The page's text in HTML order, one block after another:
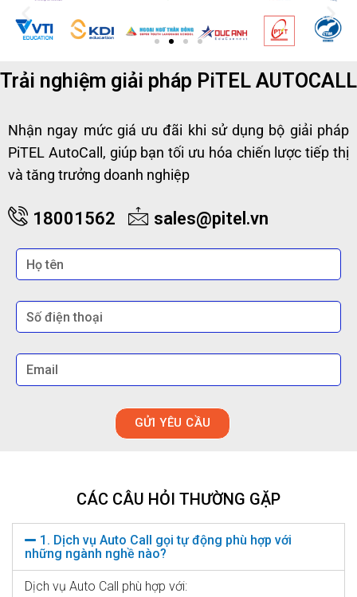
Trải nghiệm giải pháp PiTEL AUTOCALL
Nhận ngay mức giá ưu đãi khi sử dụng bộ giải pháp
PiTEL AutoCall, giúp bạn tối ưu hóa chiến lược tiếp thị
và tăng trưởng doanh nghiệp
18001562 sales@pitel.vn
GỬI YÊU CẦU
CÁC CÂU HỎI THƯỜNG GẶP
1. Dịch vụ Auto Call gọi tự động phù hợp với
những ngành nghề nào?
Dịch vụ Auto Call phù hợp với: